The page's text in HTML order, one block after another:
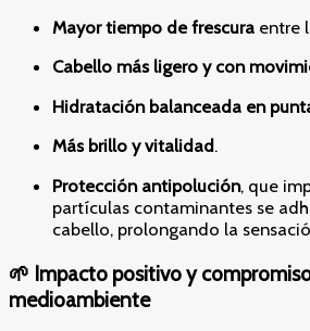
Mayor tiempo de frescura entre
Cabello más ligero y con
Hidratación balanceada en
Más brillo y vitalidad.
Protección antipolución, que
partículas contaminantes se
cabello, prolongando la
🌱 Impacto positivo y
medioambiente